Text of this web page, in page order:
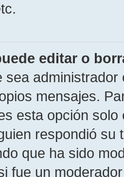
editar o
sea
mensajes.
esta opción
respondió
que ha sido
fue un